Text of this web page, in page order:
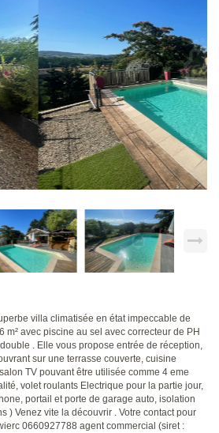
villa climatisée en état impeccable de
m² avec piscine au sel avec correcteur de PH
. Elle vous propose entrée de réception,
sur une terrasse couverte, cuisine
TV pouvant être utilisée comme 4 eme
volet roulants Electrique pour la partie jour,
portail et porte de garage auto, isolation
) Venez vite la découvrir . Votre contact pour
0660927788 agent commercial (siret :